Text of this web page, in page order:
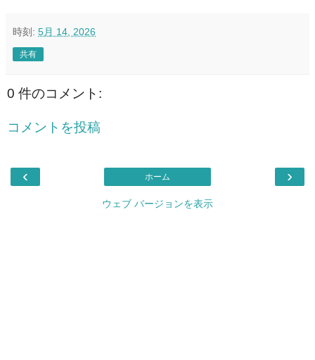
時刻: 5月 14, 2026
共有
0 件のコメント:
コメントを投稿
‹ ›
ホーム
ウェブ バージョンを表示